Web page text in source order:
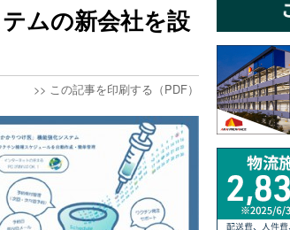
ムの新会社を設
>> この記事を印刷する（PDF）